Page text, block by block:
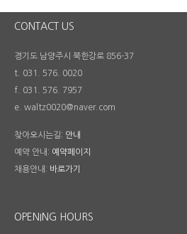
CONTACT US
경기도 남양주시 북한강로 856-37
t. 031. 576. 0020
f. 031. 576. 7957
e. waltz0020@naver.com
찾아오시는길: 안내
예약 안내: 예약페이지
채용안내: 바로가기
OPENING HOURS